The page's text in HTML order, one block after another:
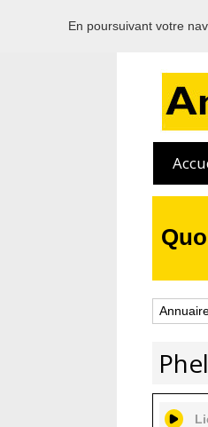
En poursuivant votre